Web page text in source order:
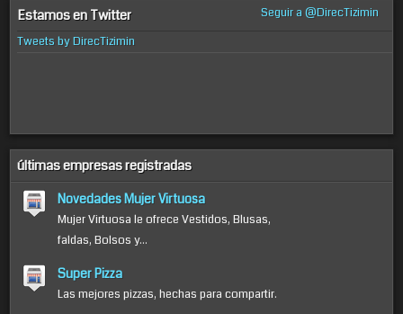
Estamos en Twitter
Seguir a @DirecTizimin
Tweets by DirecTizimin
últimas empresas registradas
Novedades Mujer Virtuosa
Mujer Virtuosa le ofrece Vestidos, Blusas,
faldas, Bolsos y...
Super Pizza
Las mejores pizzas, hechas para compartir.